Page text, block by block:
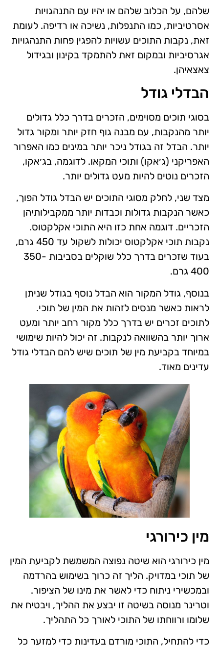
שלהם, על הכלוב שלהם או יהיו עם התנהגויות
אסרטיביות, כמו התנפלות, נשיכה או רדיפה. לעומת
זאת, נקבות התוכים עשויות להפגין פחות התנהגויות
אגרסיביות ובמקום זאת להתמקד בקינון ובגידול
צאצאיהן.
הבדלי גודל
בסוגי תוכים מסוימים, הזכרים בדרך כלל גדולים
יותר מהנקבות, עם מבנה גוף חזק יותר ומקור גדול
יותר. הבדל זה בגודל ניכר יותר במינים כמו האפרור
האפריקני (ג׳אקו) ותוכי המקאו. לדוגמה, בג׳אקו,
הזכרים נוטים להיות מעט גדולים יותר.
מצד שני, לחלק מסוגי התוכים יש הבדל גודל הפוך,
כאשר הנקבות גדולות וכבדות יותר ממקבילותיהן
הזכריים. דוגמה אחת כזו היא התוכי אקלקטוס.
נקבות תוכי אקלקטוס יכולות לשקול עד 450 גרם,
בעוד שזכרים בדרך כלל שוקלים בסביבות 350-
400 גרם.
בנוסף, גודל המקור הוא הבדל נוסף בגודל שניתן
לראות כאשר מנסים לזהות את המין של תוכי.
לתוכים זכרים יש בדרך כלל מקור רחב יותר ומעט
ארוך יותר בהשוואה לנקבות. זה יכול להיות שימושי
במיוחד בקביעת מין של תוכים שיש להם הבדלי גודל
עדינים מאוד.
מין כירורגי
מין כירורגי הוא שיטה נפוצה המשמשת לקביעת המין
של תוכי במדויק. הליך זה כרוך בשימוש בהרדמה
ובמכשירי ניתוח כדי לאשר את מינו של הציפור.
וטרינר מנוסה בשיטה זו יבצע את ההליך, ויבטיח את
שלומו ורווחתו של התוכי לאורך כל התהליך.
כדי להתחיל, התוכי מורדם בעדינות כדי למזער כל